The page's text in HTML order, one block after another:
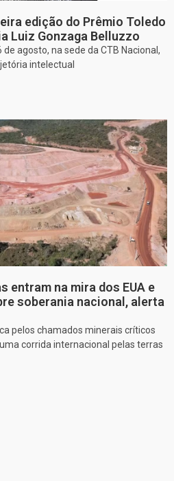
edição do Prêmio Toledo
Luiz Gonzaga Belluzzo
agosto, na sede da CTB Nacional,
intelectual
entram na mira dos EUA e
soberania nacional, alerta
pelos chamados minerais críticos
corrida internacional pelas terras